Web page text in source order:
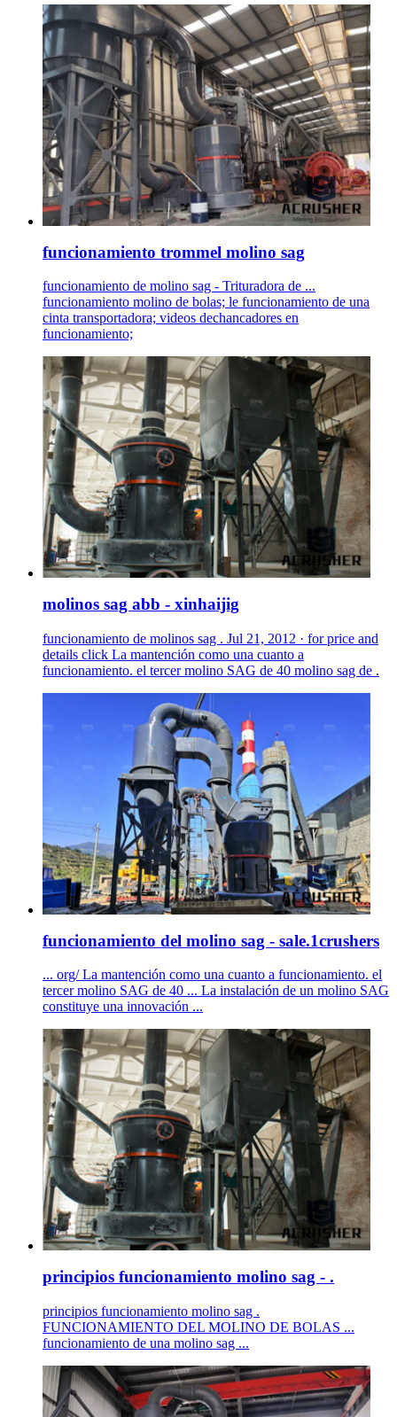
funcionamiento trommel molino sag
funcionamiento de molino sag - Trituradora de ...
funcionamiento molino de bolas; le funcionamiento de una
cinta transportadora; videos dechancadores en
funcionamiento;
molinos sag abb - xinhaijig
funcionamiento de molinos sag . Jul 21, 2012 · for price and
details click La mantención como una cuanto a
funcionamiento. el tercer molino SAG de 40 molino sag de .
funcionamiento del molino sag - sale.1crushers
... org/ La mantención como una cuanto a funcionamiento. el
tercer molino SAG de 40 ... La instalación de un molino SAG
constituye una innovación ...
principios funcionamiento molino sag - .
principios funcionamiento molino sag .
FUNCIONAMIENTO DEL MOLINO DE BOLAS ...
funcionamiento de una molino sag ...